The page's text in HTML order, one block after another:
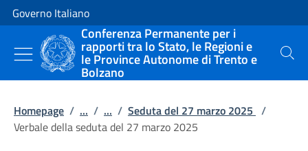
Vai al contenuto
Vai alla navigazione del sito
Governo Italiano
Conferenza Permanente per i
rapporti tra lo Stato, le Regioni e
le Province Autonome di Trento e
Bolzano
Cerca
Homepage / ... / ... / Seduta del 27 marzo 2025 /
Verbale della seduta del 27 marzo 2025